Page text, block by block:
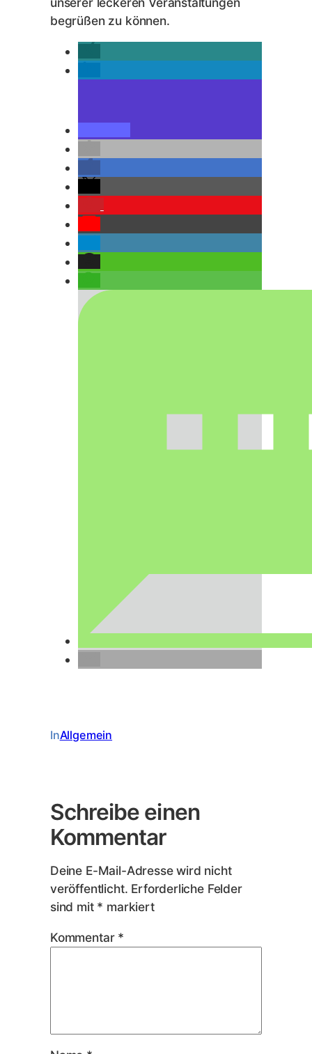
begrüßen zu können.
InAllgemein
Schreibe einen
Kommentar
Deine E-Mail-Adresse wird nicht
veröffentlicht. Erforderliche Felder
sind mit * markiert
Kommentar *